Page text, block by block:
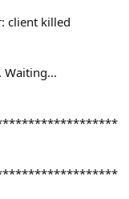
client killed
Waiting...